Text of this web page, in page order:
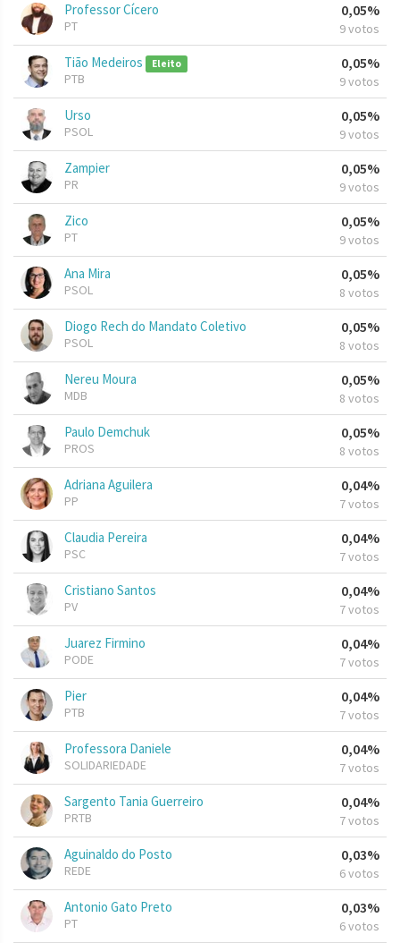
Professor Cícero
PT
0,05%
9 votos
Tião Medeiros Eleito
PTB
0,05%
9 votos
Urso
PSOL
0,05%
9 votos
Zampier
PR
0,05%
9 votos
Zico
PT
0,05%
9 votos
Ana Mira
PSOL
0,05%
8 votos
Diogo Rech do Mandato Coletivo
PSOL
0,05%
8 votos
Nereu Moura
MDB
0,05%
8 votos
Paulo Demchuk
PROS
0,05%
8 votos
Adriana Aguilera
PP
0,04%
7 votos
Claudia Pereira
PSC
0,04%
7 votos
Cristiano Santos
PV
0,04%
7 votos
Juarez Firmino
PODE
0,04%
7 votos
Pier
PTB
0,04%
7 votos
Professora Daniele
SOLIDARIEDADE
0,04%
7 votos
Sargento Tania Guerreiro
PRTB
0,04%
7 votos
Aguinaldo do Posto
REDE
0,03%
6 votos
Antonio Gato Preto
PT
0,03%
6 votos